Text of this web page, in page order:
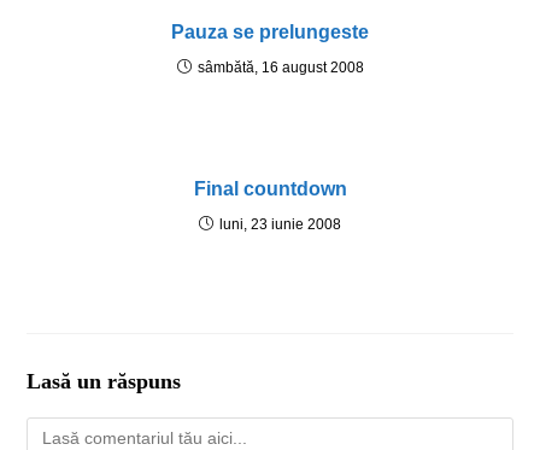
Pauza se prelungeste
sâmbătă, 16 august 2008
Final countdown
luni, 23 iunie 2008
Lasă un răspuns